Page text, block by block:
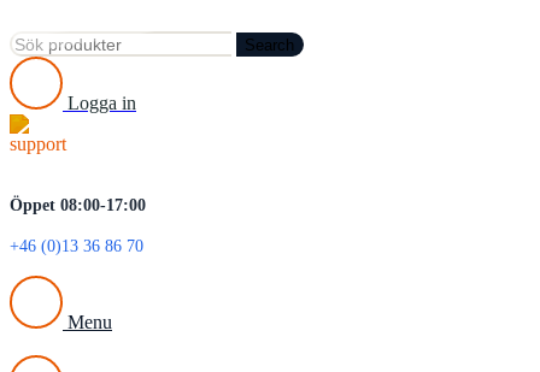
Search
Logga in
Öppet 08:00-17:00
+46 (0)13 36 86 70
Menu